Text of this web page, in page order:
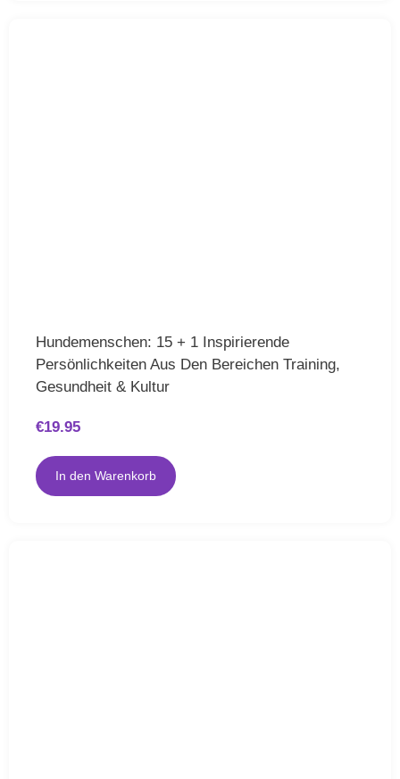
Hundemenschen: 15 + 1 Inspirierende
Persönlichkeiten Aus Den Bereichen Training,
Gesundheit & Kultur
€19.95
In den Warenkorb